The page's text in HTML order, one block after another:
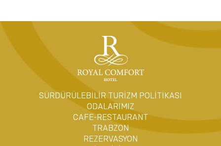
SÜRDÜRÜLEBİLİR TURİZM POLİTİKASI
ODALARIMIZ
CAFE-RESTAURANT
TRABZON
REZERVASYON